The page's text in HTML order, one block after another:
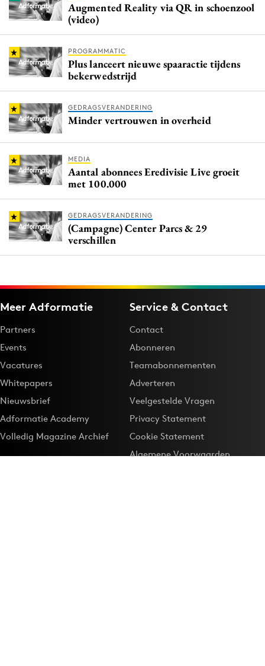
Augmented Reality via QR in schoenzool
(video)
PROGRAMMATIC
Plus lanceert nieuwe spaaractie tijdens
bekerwedstrijd
GEDRAGSVERANDERING
Minder vertrouwen in overheid
MEDIA
Aantal abonnees Eredivisie Live groeit
met 100.000
GEDRAGSVERANDERING
(Campagne) Center Parcs & 29
verschillen
Meer Adformatie
Partners
Events
Vacatures
Whitepapers
Nieuwsbrief
Adformatie Academy
Volledig Magazine Archief
Service & Contact
Contact
Abonneren
Teamabonnementen
Adverteren
Veelgestelde Vragen
Privacy Statement
Cookie Statement
Algemene Voorwaarden